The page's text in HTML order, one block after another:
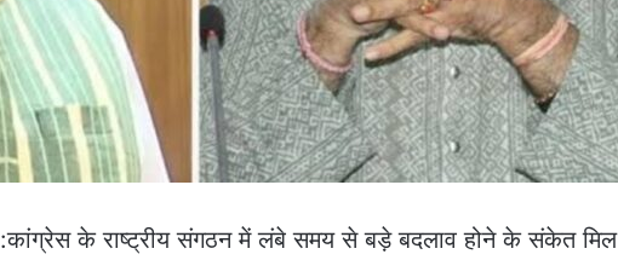
:कांग्रेस के राष्ट्रीय संगठन में लंबे समय से बड़े बदलाव होने के संकेत मिल